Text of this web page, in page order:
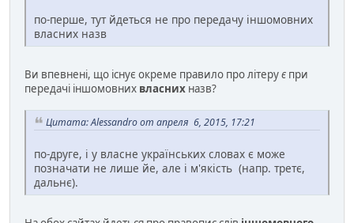
по-перше, тут йдеться не про передачу іншомовних
власних назв
Ви впевнені, що існує окреме правило про літерує при
передачі іншомовних власних назв?
Цитата: Alessandro от апреля 6, 2015, 17:21
по-друге, і у власне українських словах є може
позначати не лише йе, але і м'якість (напр. третє,
дальнє).